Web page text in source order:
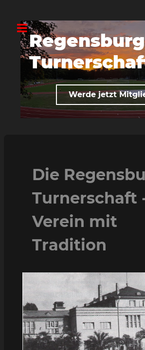
Werde jetzt
Die
Turnerschaft
Verein mit
Tradition